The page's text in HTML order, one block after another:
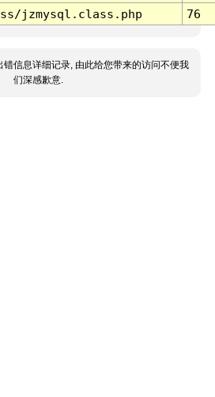
jzmysql.class.php 76
错信息详细记录, 由此给您带来的访问不便我
们深感歉意.